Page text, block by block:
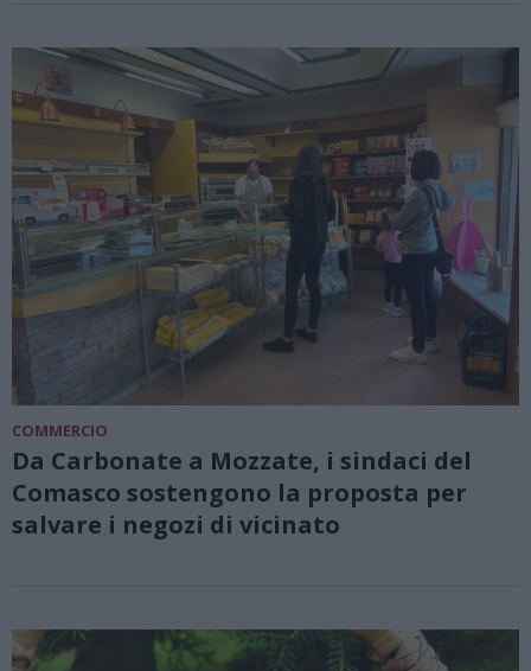
COMMERCIO
Da Carbonate a Mozzate, i sindaci del
Comasco sostengono la proposta per
salvare i negozi di vicinato